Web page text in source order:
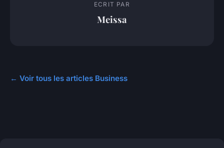
ECRIT PAR
Meissa
← Voir tous les articles Business